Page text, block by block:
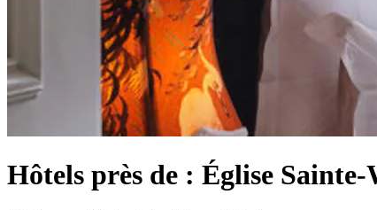
Hôtels près de : Église